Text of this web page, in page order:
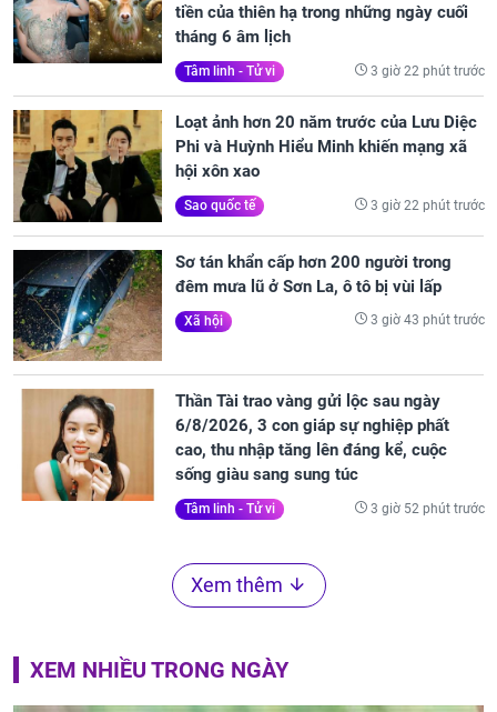
tiền của thiên hạ trong những ngày cuối
tháng 6 âm lịch
Tâm linh - Tử vi 3 giờ 22 phút trước
Loạt ảnh hơn 20 năm trước của Lưu Diệc
Phi và Huỳnh Hiểu Minh khiến mạng xã
hội xôn xao
Sao quốc tế 3 giờ 22 phút trước
Sơ tán khẩn cấp hơn 200 người trong
đêm mưa lũ ở Sơn La, ô tô bị vùi lấp
Xã hội 3 giờ 43 phút trước
Thần Tài trao vàng gửi lộc sau ngày
6/8/2026, 3 con giáp sự nghiệp phất
cao, thu nhập tăng lên đáng kể, cuộc
sống giàu sang sung túc
Tâm linh - Tử vi 3 giờ 52 phút trước
Xem thêm
XEM NHIỀU TRONG NGÀY